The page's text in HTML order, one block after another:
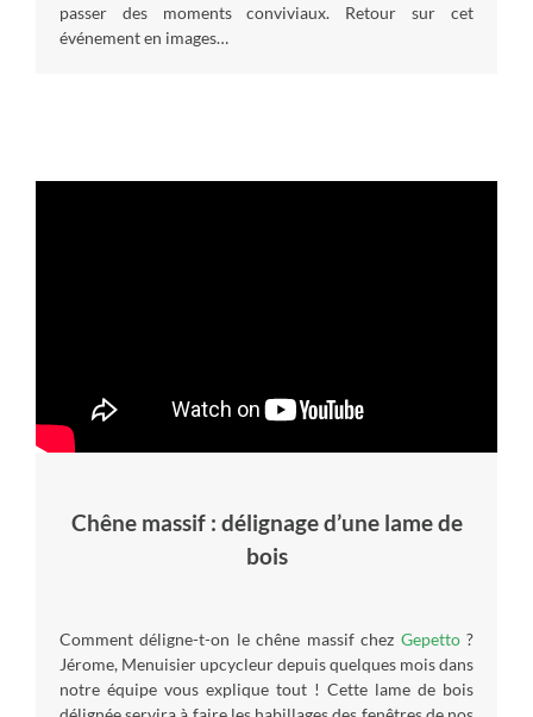
passer des moments conviviaux. Retour sur cet
événement en images…
Chêne massif : délignage d’une lame de
bois
Comment déligne-t-on le chêne massif chez Gepetto?
Jérome, Menuisier upcycleur depuis quelques mois dans
notre équipe vous explique tout ! Cette lame de bois